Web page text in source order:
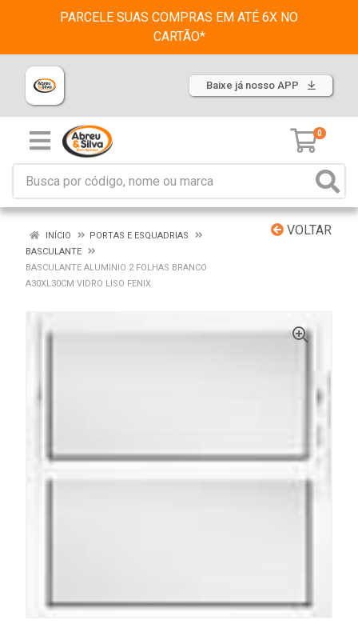
PARCELE SUAS COMPRAS EM ATÉ 6X NO
CARTÃO*
Baixe já nosso APP
0
VOLTAR
INÍCIO
PORTAS E ESQUADRIAS
BASCULANTE
BASCULANTE ALUMINIO 2 FOLHAS BRANCO
A30XL30CM VIDRO LISO FENIX